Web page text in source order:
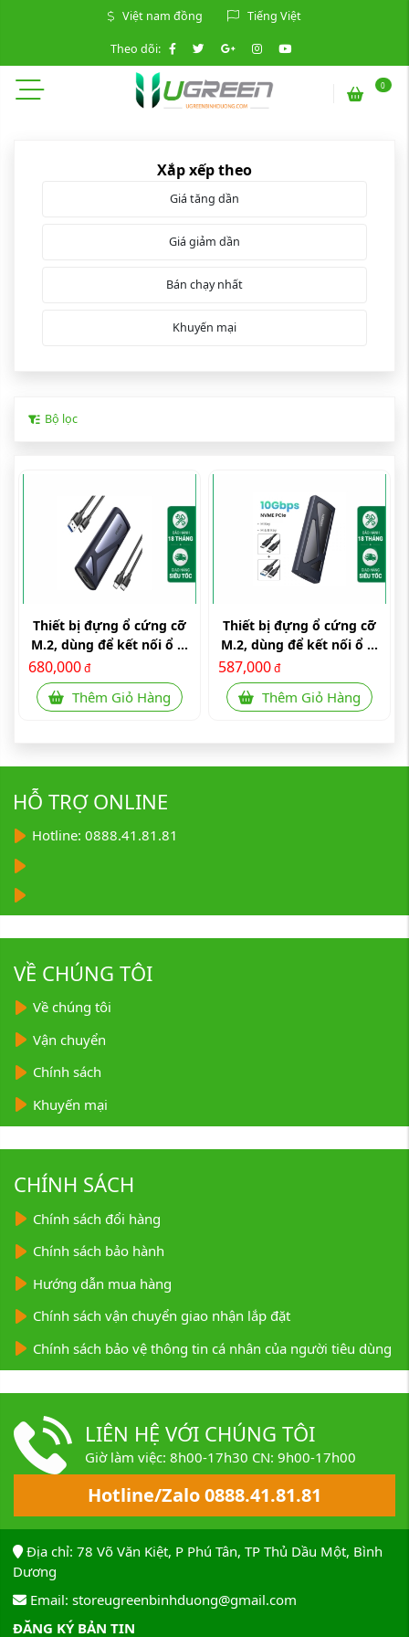
Việt nam đồng Tiếng Việt
Theo dõi:
0
Xắp xếp theo
Giá tăng dần
Giá giảm dần
Bán chạy nhất
Khuyến mại
Bộ lọc
Thiết bị đựng ổ cứng cỡ
M.2, dùng để kết nối ổ ...
680,000đ
Thêm Giỏ Hàng
Thiết bị đựng ổ cứng cỡ
M.2, dùng để kết nối ổ ...
587,000đ
Thêm Giỏ Hàng
HỖ TRỢ ONLINE
Hotline: 0888.41.81.81
VỀ CHÚNG TÔI
Về chúng tôi
Vận chuyển
Chính sách
Khuyến mại
CHÍNH SÁCH
Chính sách đổi hàng
Chính sách bảo hành
Hướng dẫn mua hàng
Chính sách vận chuyển giao nhận lắp đặt
Chính sách bảo vệ thông tin cá nhân của người tiêu dùng
LIÊN HỆ VỚI CHÚNG TÔI
Giờ làm việc: 8h00-17h30 CN: 9h00-17h00
Hotline/Zalo 0888.41.81.81
Địa chỉ: 78 Võ Văn Kiệt, P Phú Tân, TP Thủ Dầu Một, Bình
Dương
Email: storeugreenbinhduong@gmail.com
ĐĂNG KÝ BẢN TIN